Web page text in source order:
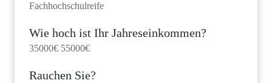
Fachhochschulreife
Wie hoch ist Ihr Jahreseinkommen?
35000€ 55000€
Rauchen Sie?